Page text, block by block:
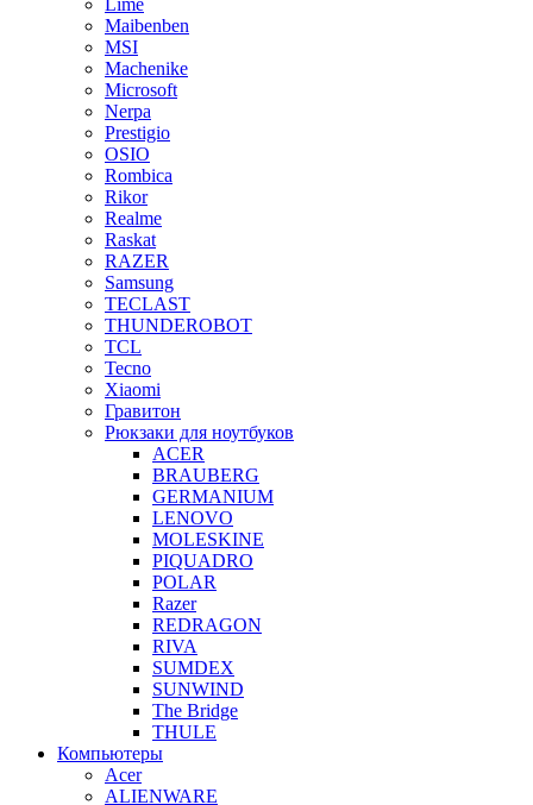
Lime
Maibenben
MSI
Machenike
Microsoft
Nerpa
Prestigio
OSIO
Rombica
Rikor
Realme
Raskat
RAZER
Samsung
TECLAST
THUNDEROBOT
TCL
Tecno
Xiaomi
Гравитон
Рюкзаки для ноутбуков
ACER
BRAUBERG
GERMANIUM
LENOVO
MOLESKINE
PIQUADRO
POLAR
Razer
REDRAGON
RIVA
SUMDEX
SUNWIND
The Bridge
THULE
Компьютеры
Acer
ALIENWARE